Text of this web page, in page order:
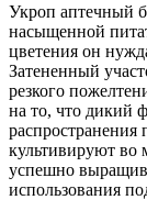
Укроп аптечный
насыщенной
цветения он
Затененный
резкого
на то, что дикий
распространения
культивируют во
успешно
использования